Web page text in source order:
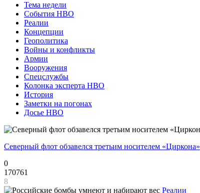
Тема недели
События НВО
Реалии
Концепции
Геополитика
Войны и конфликты
Армии
Вооружения
Спецслужбы
Колонка эксперта НВО
История
Заметки на погонах
Досье НВО
Северный флот обзавелся третьим носителем «Циркона»
0
170761
8
Реалии